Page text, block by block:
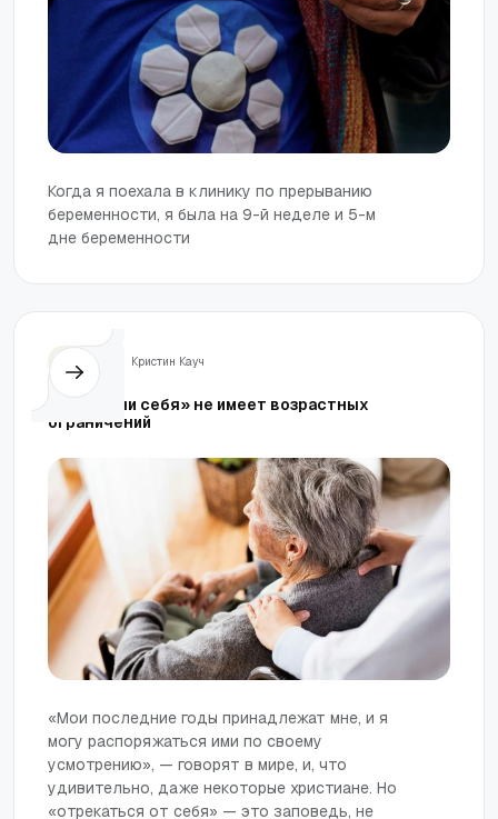
Когда я поехала в клинику по прерыванию
беременности, я была на 9-й неделе и 5-м
дне беременности
Кристин Кауч
«Отвергни себя» не имеет возрастных
ограничений
«Мои последние годы принадлежат мне, и я
могу распоряжаться ими по своему
усмотрению», — говорят в мире, и, что
удивительно, даже некоторые христиане. Но
«отрекаться от себя» — это заповедь, не